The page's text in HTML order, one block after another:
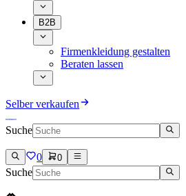
B2B
Firmenkleidung gestalten
Beraten lassen
Selber verkaufen
Suche
0 0
Suche